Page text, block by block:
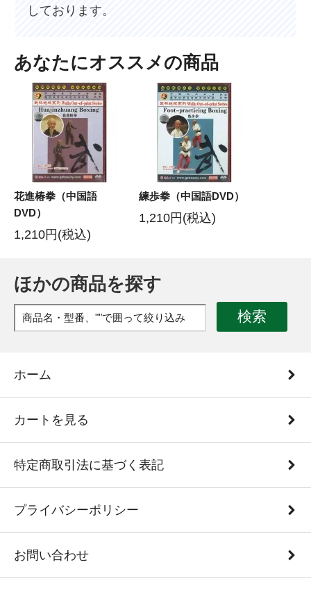
しております。
あなたにオススメの商品
花進椿拳（中国語
DVD）
1,210円(税込)
練歩拳（中国語DVD）
1,210円(税込)
ほかの商品を探す
検索
ホーム
カートを見る
特定商取引法に基づく表記
プライバシーポリシー
お問い合わせ